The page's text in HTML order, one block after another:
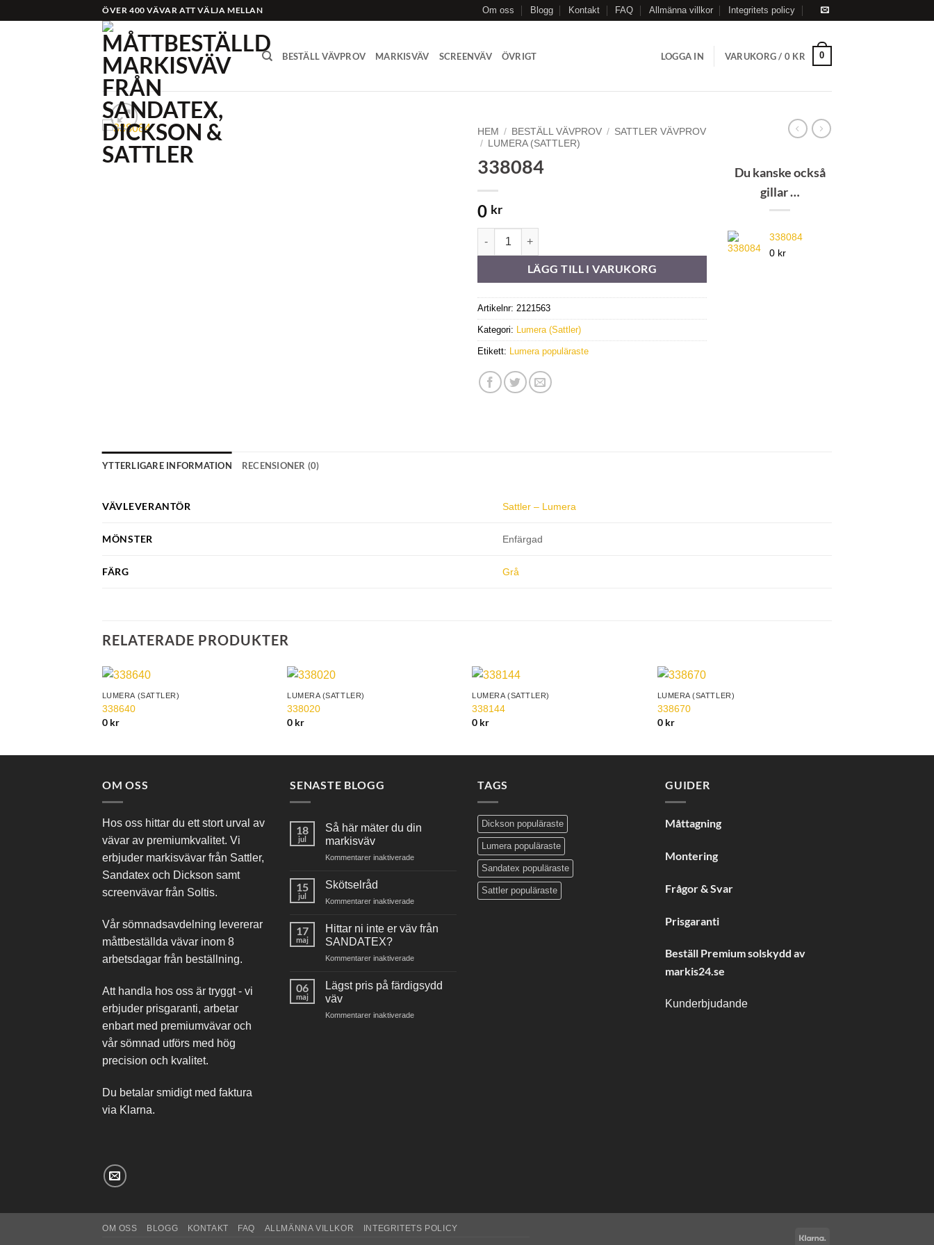
ÖVER 400 VÄVAR ATT VÄLJA MELLAN Om oss Blogg Kontakt FAQ Allmänna villkor Integritets policy
BESTÄLL VÄVPROV MARKISVÄV SCREENVÄV ÖVRIGT LOGGA IN VARUKORG / 0 KR 0
HEM / BESTÄLL VÄVPROV / SATTLER VÄVPROV
/ LUMERA (SATTLER)
338084
0 kr
338084 mängd
LÄGG TILL I VARUKORG
Artikelnr: 2121563
Kategori: Lumera (Sattler)
Etikett: Lumera populäraste
Du kanske också
gillar …
338084
0 kr
YTTERLIGARE INFORMATION RECENSIONER (0)
VÄVLEVERANTÖR Sattler – Lumera
MÖNSTER Enfärgad
FÄRG Grå
RELATERADE PRODUKTER
LUMERA (SATTLER)
338640
0 kr
LUMERA (SATTLER)
338020
0 kr
LUMERA (SATTLER)
338144
0 kr
LUMERA (SATTLER)
338670
0 kr
OM OSS
Hos oss hittar du ett stort urval av
vävar av premiumkvalitet. Vi
erbjuder markisvävar från Sattler,
Sandatex och Dickson samt
screenvävar från Soltis.
Vår sömnadsavdelning levererar
måttbeställda vävar inom 8
arbetsdagar från beställning.
Att handla hos oss är tryggt - vi
erbjuder prisgaranti, arbetar
enbart med premiumvävar och
vår sömnad utförs med hög
precision och kvalitet.
Du betalar smidigt med faktura
via Klarna.
SENASTE BLOGG
18
jul
Så här mäter du din
markisväv
Kommentarer inaktiveradeför
du
markisväv
15
jul
Skötselråd
Kommentarer inaktiveradeför
17
maj
Hittar ni inte er väv från
SANDATEX?
Kommentarer inaktiveradeför
inte
väv
06
maj
Lägst pris på färdigsydd
väv
Kommentarer inaktiveradeför
TAGS
Dickson populäraste
Lumera populäraste
Sandatex populäraste
Sattler populäraste
GUIDER
Måttagning
Montering
Frågor & Svar
Prisgaranti
Beställ Premium solskydd av
markis24.se
Kunderbjudande
OM OSS BLOGG KONTAKT FAQ ALLMÄNNA VILLKOR INTEGRITETS POLICY